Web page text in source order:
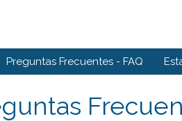
Preguntas Frecuentes - FAQ